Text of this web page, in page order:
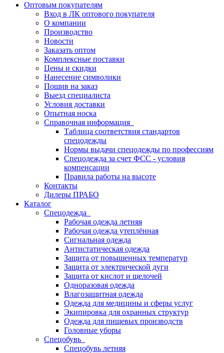
Оптовым покупателям
Вход в ЛК оптового покупателя
О компании
Производство
Новости
Заказать оптом
Комплексные поставки
Цены и скидки
Нанесение символики
Пошив на заказ
Выезд специалиста
Условия доставки
Опытная носка
Справочная информация
Таблица соответствия стандартов
спецодежды
Нормы выдачи спецодежды по профессиям
Спецодежда за счет ФСС - условия
компенсации
Правила работы на высоте
Контакты
Дилеры ПРАБО
Каталог
Спецодежда
Рабочая одежда летняя
Рабочая одежда утеплённая
Сигнальная одежда
Антистатическая одежда
Защита от повышенных температур
Защита от электрической дуги
Защита от кислот и щелочей
Одноразовая одежда
Влагозащитная одежда
Одежда для медицины и сферы услуг
Экипировка для охранных структур
Одежда для пищевых производств
Головные уборы
Спецобувь
Спецобувь летняя